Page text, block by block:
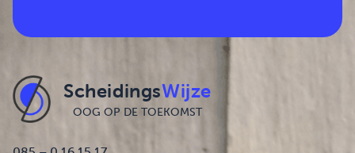
ScheidingsWijze
OOG OP DE TOEKOMST